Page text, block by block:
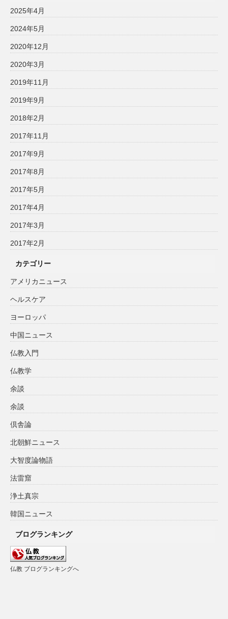
2025年4月
2024年5月
2020年12月
2020年3月
2019年11月
2019年9月
2018年2月
2017年11月
2017年9月
2017年8月
2017年5月
2017年4月
2017年3月
2017年2月
カテゴリー
アメリカニュース
ヘルスケア
ヨーロッパ
中国ニュース
仏教入門
仏教学
余談
余談
倶舎論
北朝鮮ニュース
大智度論物語
法雷窟
浄土真宗
韓国ニュース
ブログランキング
仏教 ブログランキングへ